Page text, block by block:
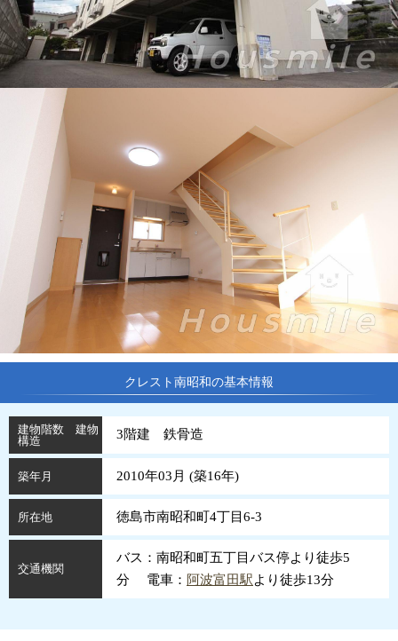
クレスト南昭和の基本情報
建物階数 建物
構造
3階建 鉄骨造
築年月 2010年03月 (築16年)
所在地 徳島市南昭和町4丁目6-3
交通機関
バス：南昭和町五丁目バス停より徒歩5
分 電車： 阿波富田駅より徒歩13分